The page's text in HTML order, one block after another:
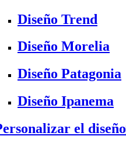
Diseño Trend
Diseño Morelia
Diseño Patagonia
Diseño Ipanema
el diseño